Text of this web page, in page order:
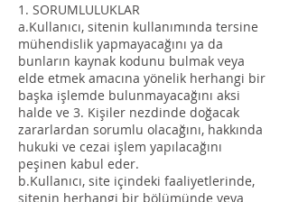
1. SORUMLULUKLAR
a.Kullanıcı, sitenin kullanımında tersine
mühendislik yapmayacağını ya da
bunların kaynak kodunu bulmak veya
elde etmek amacına yönelik herhangi bir
başka işlemde bulunmayacağını aksi
halde ve 3. Kişiler nezdinde doğacak
zararlardan sorumlu olacağını, hakkında
hukuki ve cezai işlem yapılacağını
peşinen kabul eder.
b.Kullanıcı, site içindeki faaliyetlerinde,
sitenin herhangi bir bölümünde veya